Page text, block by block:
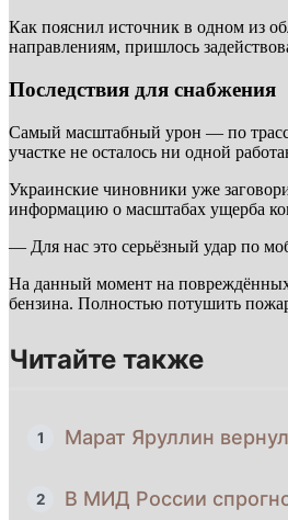
Как пояснил источник в одном из
направлениям, пришлось
Последствия для снабжения
Самый масштабный урон — по
участке не осталось ни одной
Украинские чиновники уже
информацию о масштабах ущерба
— Для нас это серьёзный удар по
На данный момент на повреждённых
бензина. Полностью потушить
Читайте также
1 Марат Яруллин
2 В МИД России